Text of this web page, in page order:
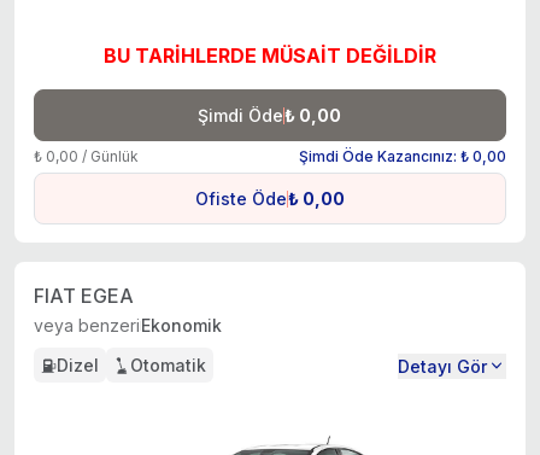
BU TARİHLERDE MÜSAİT DEĞİLDİR
Şimdi Öde₺ 0,00
₺ 0,00 / Günlük Şimdi Öde Kazancınız: ₺ 0,00
Ofiste Öde₺ 0,00
FIAT EGEA
veya benzeriEkonomik
Dizel
Otomatik Detayı Gör